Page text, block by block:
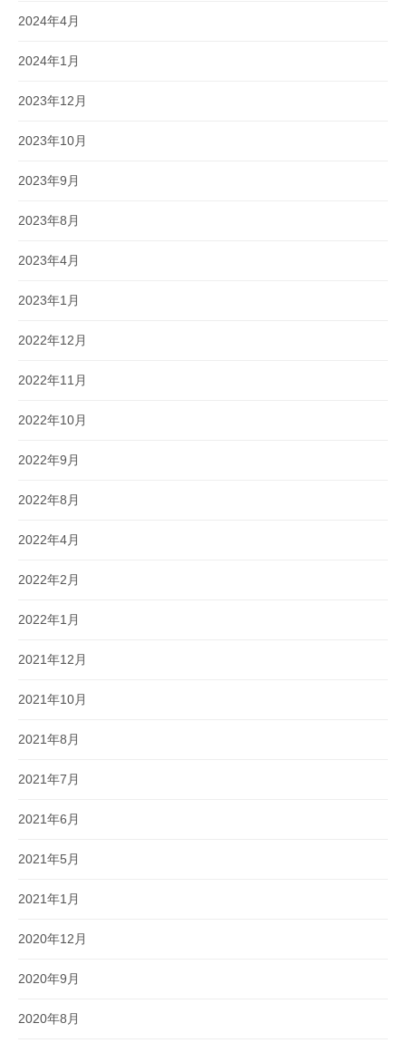
2024年4月
2024年1月
2023年12月
2023年10月
2023年9月
2023年8月
2023年4月
2023年1月
2022年12月
2022年11月
2022年10月
2022年9月
2022年8月
2022年4月
2022年2月
2022年1月
2021年12月
2021年10月
2021年8月
2021年7月
2021年6月
2021年5月
2021年1月
2020年12月
2020年9月
2020年8月